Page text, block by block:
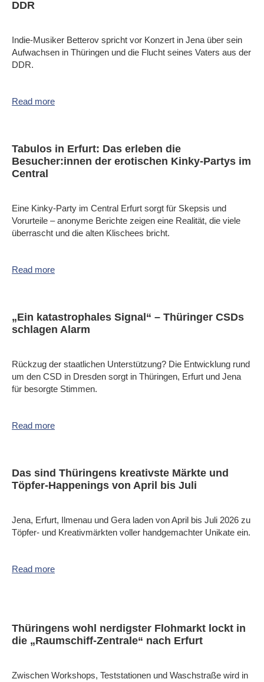
DDR
Indie-Musiker Betterov spricht vor Konzert in Jena über sein
Aufwachsen in Thüringen und die Flucht seines Vaters aus der
DDR.
Read more
Tabulos in Erfurt: Das erleben die
Besucher:innen der erotischen Kinky-Partys im
Central
Eine Kinky-Party im Central Erfurt sorgt für Skepsis und
Vorurteile – anonyme Berichte zeigen eine Realität, die viele
überrascht und die alten Klischees bricht.
Read more
„Ein katastrophales Signal“ – Thüringer CSDs
schlagen Alarm
Rückzug der staatlichen Unterstützung? Die Entwicklung rund
um den CSD in Dresden sorgt in Thüringen, Erfurt und Jena
für besorgte Stimmen.
Read more
Das sind Thüringens kreativste Märkte und
Töpfer-Happenings von April bis Juli
Jena, Erfurt, Ilmenau und Gera laden von April bis Juli 2026 zu
Töpfer- und Kreativmärkten voller handgemachter Unikate ein.
Read more
Thüringens wohl nerdigster Flohmarkt lockt in
die „Raumschiff-Zentrale“ nach Erfurt
Zwischen Workshops, Teststationen und Waschstraße wird in